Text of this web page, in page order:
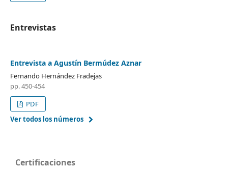
Entrevistas
Entrevista a Agustín Bermúdez Aznar
Fernando Hernández Fradejas
pp. 450-454
PDF
Ver todos los números
Certificaciones